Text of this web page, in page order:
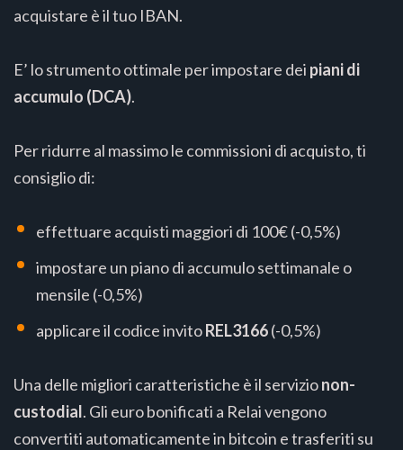
acquistare è il tuo IBAN.
E’ lo strumento ottimale per impostare dei piani di
accumulo (DCA).
Per ridurre al massimo le commissioni di acquisto, ti
consiglio di:
effettuare acquisti maggiori di 100€ (-0,5%)
impostare un piano di accumulo settimanale o
mensile (-0,5%)
applicare il codice invitoREL3166(-0,5%)
Una delle migliori caratteristiche è il servizionon-
custodial. Gli euro bonificati a Relai vengono
convertiti automaticamente in bitcoin e trasferiti su